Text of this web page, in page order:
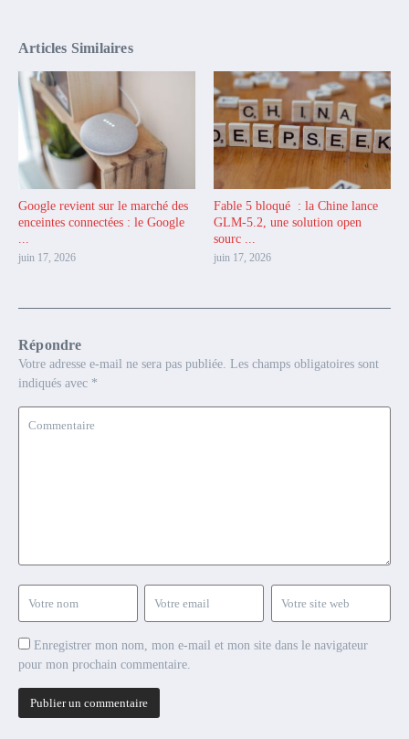
Articles Similaires
Google revient sur le marché des
enceintes connectées : le Google
...
juin 17, 2026
Fable 5 bloqué : la Chine lance
GLM-5.2, une solution open
sourc ...
juin 17, 2026
Répondre
Votre adresse e-mail ne sera pas publiée. Les champs obligatoires sont
indiqués avec *
Enregistrer mon nom, mon e-mail et mon site dans le navigateur
pour mon prochain commentaire.